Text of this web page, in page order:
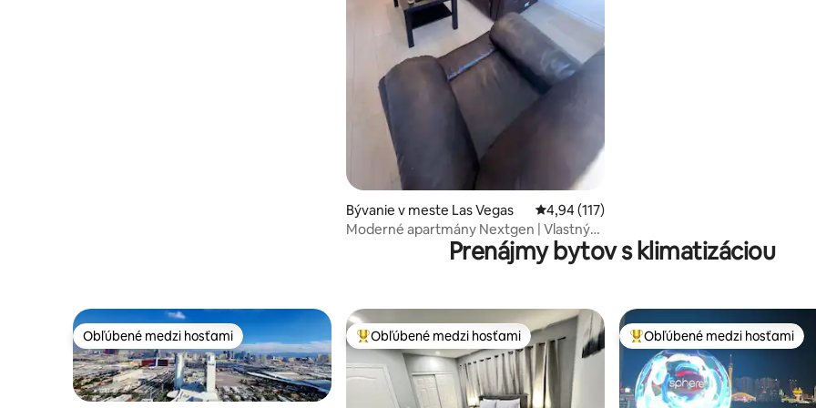
Bývanie v meste Las Vegas Priemerné ohodnotenie 4,94 z 5, počet
4,94 (117)
Moderné apartmány Nextgen | Vlastný
Prenájmy bytov s klimatizáciou
Obľúbené medzi hosťami
Obľúbené medzi hosťami Najobľúbenejšie medzi hosťami
Obľúbené medzi hosťami Najobľúbenejšie medzi hosťami
Obľúbené medzi hosťami